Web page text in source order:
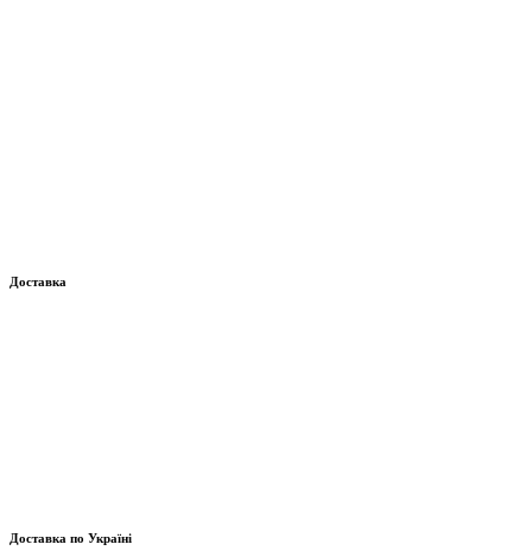
Доставка
Доставка по Україні